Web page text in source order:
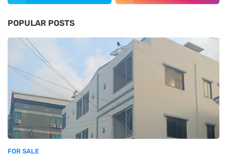
POPULAR POSTS
FOR SALE